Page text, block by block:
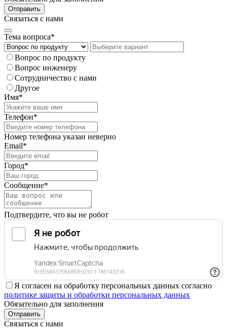
Отправить
Связаться с нами
Тема вопроса*
Вопрос по продукту
Вопрос инженеру
Сотрудничество с нами
Другое
Имя*
Телефон*
Номер телефона указан неверно
Email*
Город*
Сообщение*
Подтвердите, что вы не робот
Я согласен на обработку персональных данных согласно
политике защиты и обработки персональных данных
Обязательно для заполнения
Отправить
Связаться с нами